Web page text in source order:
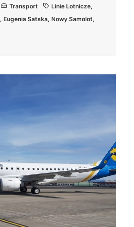
Transport Linie Lotnicze,
, Eugenia Satska, Nowy Samolot,